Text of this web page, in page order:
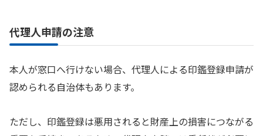
代理人申請の注意
本人が窓口へ行けない場合、代理人による印鑑登録申請が
認められる自治体もあります。
ただし、印鑑登録は悪用されると財産上の損害につながる